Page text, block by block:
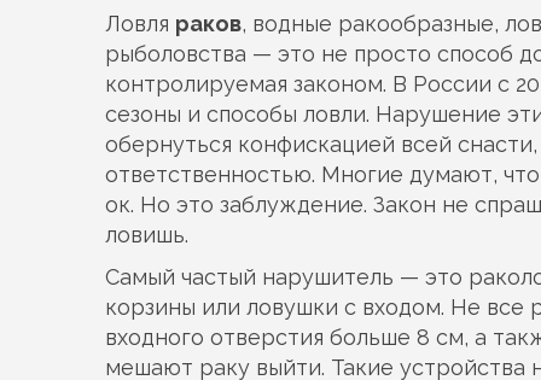
Ловля раков, водные ракообразные,
рыболовства — это не просто способ
контролируемая законом. В России с
сезоны и способы ловли. Нарушение
обернуться конфискацией всей
ответственностью. Многие думают,
ок. Но это заблуждение. Закон не
ловишь.
Самый частый нарушитель — это
корзины или ловушки с входом. Не все
входного отверстия больше 8 см, а
мешают раку выйти. Такие устройства